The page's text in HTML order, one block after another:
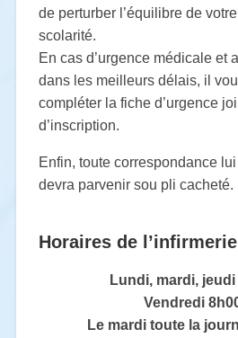
de perturber l’équilibre de
scolarité.
En cas d’urgence médicale et
dans les meilleurs délais, il
compléter la fiche d’urgence
d’inscription.
Enfin, toute correspondance
devra parvenir sou pli cacheté.
Horaires de l’infirmerie
Lundi, mardi, jeudi
Vendredi
Le mardi toute la